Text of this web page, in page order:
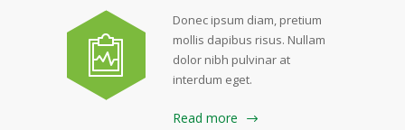
Donec ipsum diam, pretium
mollis dapibus risus. Nullam
dolor nibh pulvinar at
interdum eget.
Read more